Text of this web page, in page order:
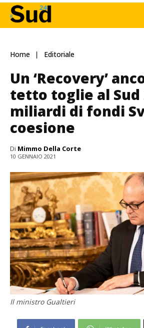
Home Editoriale
Un ‘Recovery’
tetto toglie al Sud
miliardi di fondi
coesione
Di Mimmo Della Corte
10 GENNAIO 2021
Il ministro Gualtieri